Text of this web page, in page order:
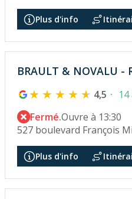
Plus d'info
BRAULT & NOVALU -
4,5
14
Fermé.Ouvre à 13:30
527 boulevard François
Plus d'info